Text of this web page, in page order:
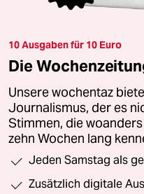
10 Ausgaben für 10 Euro
Die
Unsere wochentaz
Journalismus, der es
Stimmen, die
zehn Wochen lang
Jeden Samstag als
Zusätzlich digitale